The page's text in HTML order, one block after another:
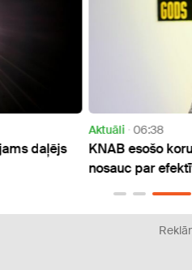
06:38
KNAB esošo korupcijas
nosauc par efektīvu